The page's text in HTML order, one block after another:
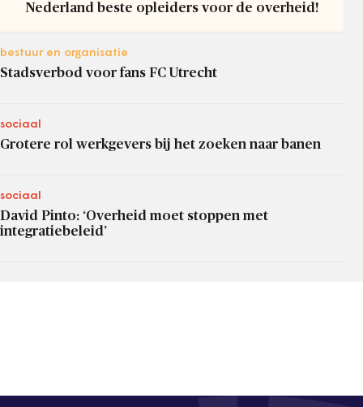
Nederland beste opleiders voor de overheid!
bestuur en organisatie
Stadsverbod voor fans FC Utrecht
sociaal
Grotere rol werkgevers bij het zoeken naar banen
sociaal
David Pinto: ‘Overheid moet stoppen met
integratiebeleid’